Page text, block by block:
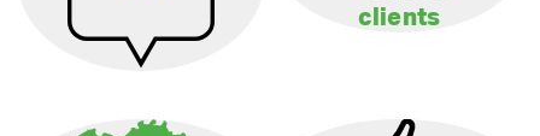
clients